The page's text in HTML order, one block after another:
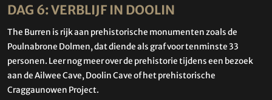
DAG 6: VERBLIJF IN DOOLIN
The Burren is rijk aan prehistorische monumenten zoals de
Poulnabrone Dolmen, dat diende als graf voor tenminste 33
personen. Leer nog meer over de prehistorie tijdens een bezoek
aan de Ailwee Cave, Doolin Cave of het prehistorische
Craggaunowen Project.